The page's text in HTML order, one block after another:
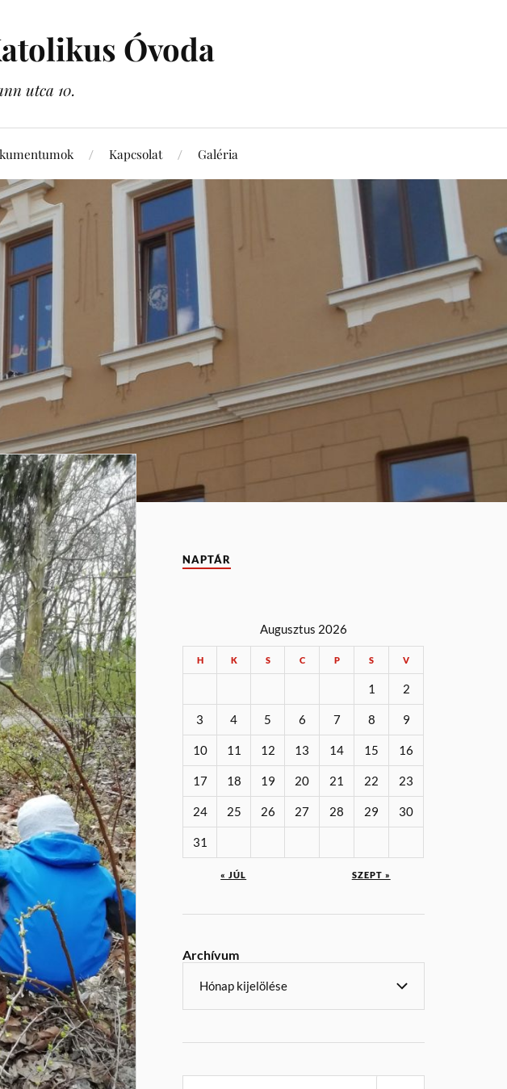
Óvoda
utca 10.
Kapcsolat Galéria
NAPTÁR
Augusztus 2026
H K S C P S V
1 2
3 4 5 6 7 8 9
10 11 12 13 14 15 16
17 18 19 20 21 22 23
24 25 26 27 28 29 30
31
« JÚL SZEPT »
Archívum